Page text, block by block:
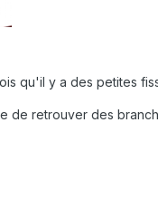
qu'il y a des petites
de retrouver des